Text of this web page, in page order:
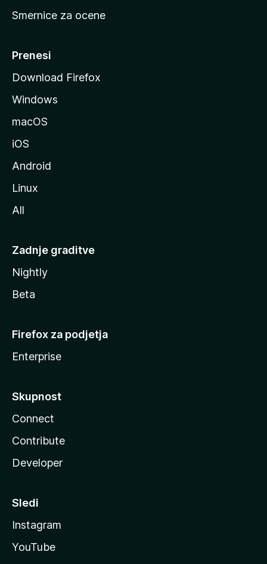
a
M
z
i
e
Smernice za ocene
Prenesi
Download Firefox
Windows
macOS
iOS
Android
Linux
All
Zadnje graditve
Nightly
Beta
Firefox za podjetja
Enterprise
Skupnost
Connect
Contribute
Developer
Sledi
Instagram
YouTube